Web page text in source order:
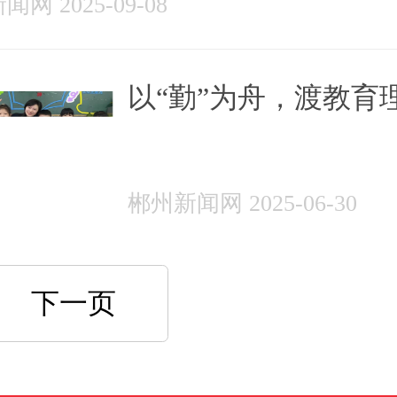
以“勤”为舟，渡教育
郴州新闻网 2025-06-30
下一页